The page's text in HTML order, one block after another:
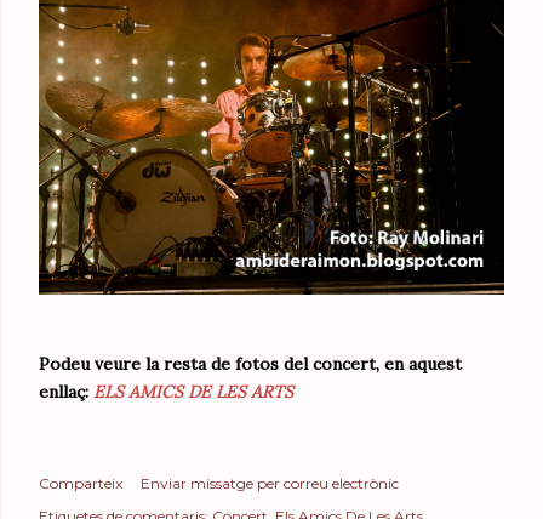
Podeu veure la resta de fotos del concert, en aquest
enllaç: ELS AMICS DE LES ARTS
Comparteix
Enviar missatge per correu electrònic